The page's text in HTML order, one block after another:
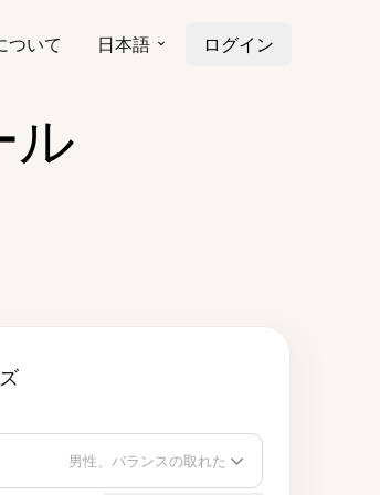
ついて 日本語 ログイン
ル
男性、バランスの取れた